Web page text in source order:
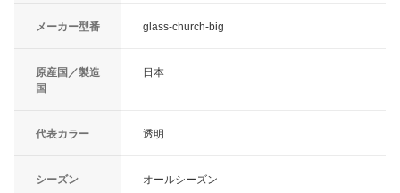
メーカー型番 glass-church-big
原産国／製造
国
日本
代表カラー 透明
シーズン オールシーズン